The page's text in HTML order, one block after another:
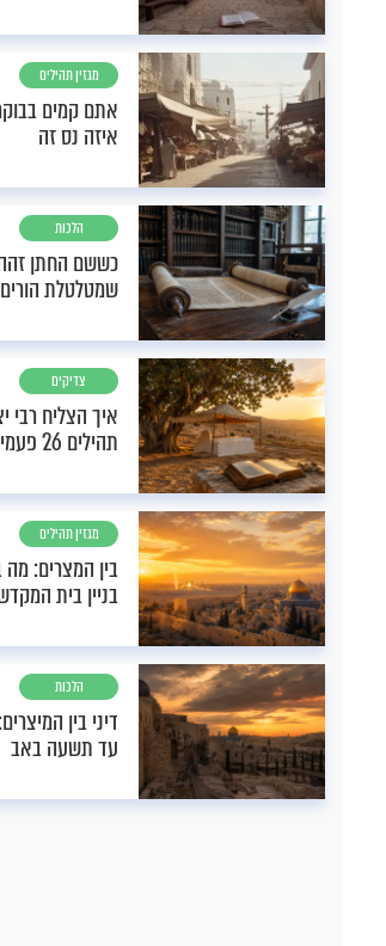
מגזין תהילים
אתם קמים
איזה נס זה
הלכות
כששם החתן
שמטלטלת הורים
צדיקים
איך הצליח רבי
תהילים 26 פעמים בשבוע?
מגזין תהילים
בין המצרים:
בניין בית
הלכות
דיני בין
עד תשעה באב